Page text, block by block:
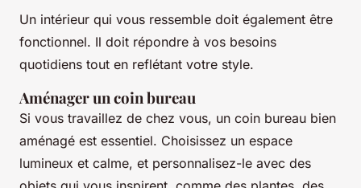
Un intérieur qui vous ressemble doit également être
fonctionnel. Il doit répondre à vos besoins
quotidiens tout en reflétant votre style.
Aménager un coin bureau
Si vous travaillez de chez vous, un coin bureau bien
aménagé est essentiel. Choisissez un espace
lumineux et calme, et personnalisez-le avec des